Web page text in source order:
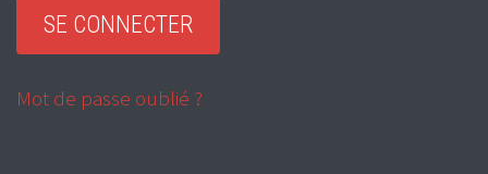
Mot de passe oublié ?